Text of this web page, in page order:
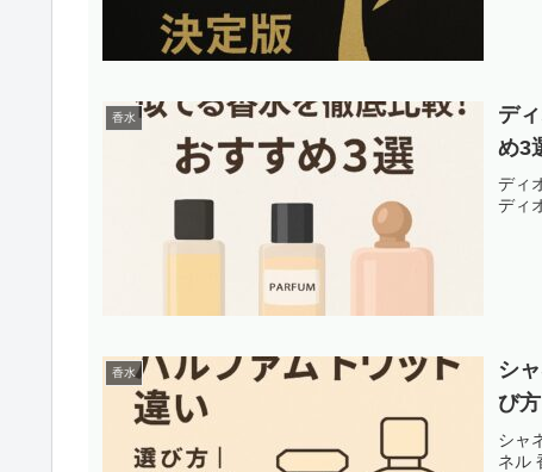
香水
デ
め3
ディ
ディ
香水
シ
び
シャ
ネル